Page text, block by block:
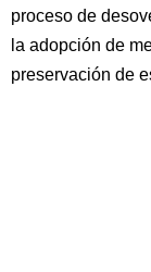
proceso de
la adopción de
preservación de